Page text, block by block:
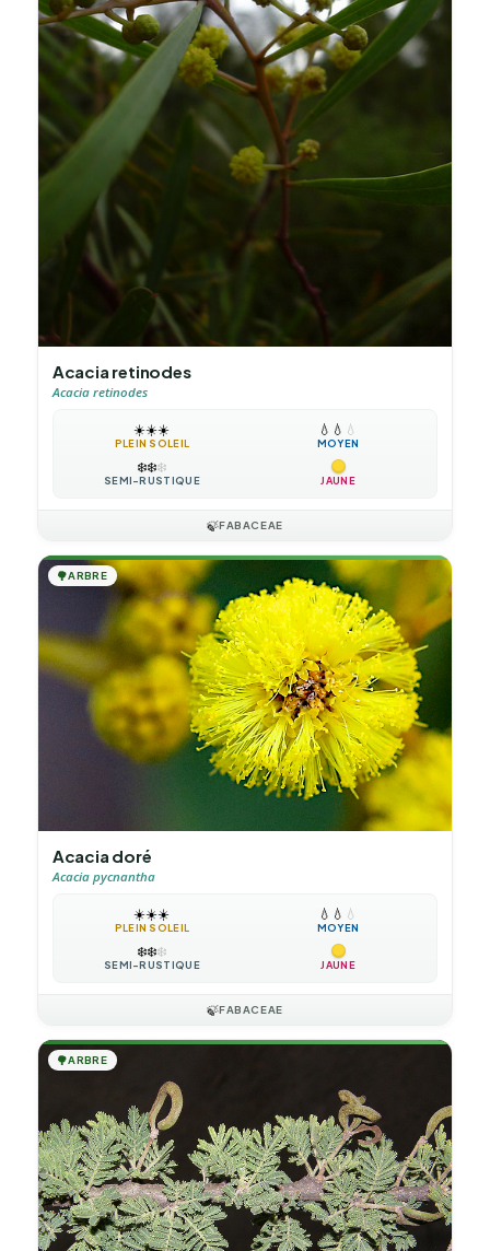
Acacia retinodes
Acacia retinodes
☀️☀️☀️
PLEIN SOLEIL
💧 💧 💧
MOYEN
❄️❄️❄️
SEMI-RUSTIQUE JAUNE
🍃FABACEAE
🌳ARBRE
Acacia doré
Acacia pycnantha
☀️☀️☀️
PLEIN SOLEIL
💧 💧 💧
MOYEN
❄️❄️❄️
SEMI-RUSTIQUE JAUNE
🍃FABACEAE
🌳ARBRE